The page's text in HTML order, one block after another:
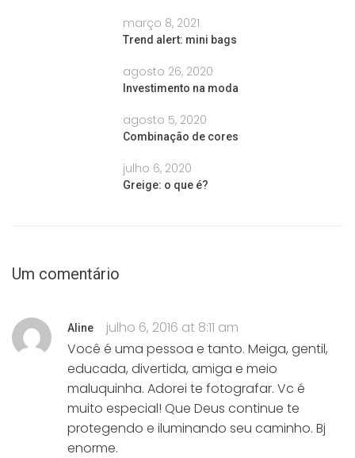
março 8, 2021
Trend alert: mini bags
agosto 26, 2020
Investimento na moda
agosto 5, 2020
Combinação de cores
julho 6, 2020
Greige: o que é?
Um comentário
Aline
julho 6, 2016 at 8:11 am
Você é uma pessoa e tanto. Meiga, gentil,
educada, divertida, amiga e meio
maluquinha. Adorei te fotografar. Vc é
muito especial! Que Deus continue te
protegendo e iluminando seu caminho. Bj
enorme.